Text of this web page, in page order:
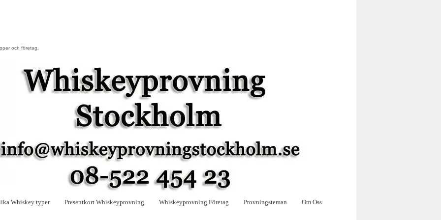
och företag.
Whiskey typer Presentkort Whiskeyprovning Whiskeyprovning Företag Provningsteman Om Oss